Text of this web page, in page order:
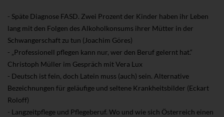
- Späte Diagnose FASD. Zwei Prozent der Kinder haben ihr Leben
lang mit den Folgen des Alkoholkonsums ihrer Mütter in der
Schwangerschaft zu tun (Joachim Göres)
- „Professionell pflegen kann nur, wer den Beruf gelernt hat.“
Christoph Müller im Gespräch mit Vera Lux
- Deutsch ist fein, doch Latein muss (auch) sein. Alternative
Bezeichnungen für geläufige und seltene Krankheitsbilder (Eckart
Roloff)
- Langzeitpflege und Pflegeberuf. Wo und wie sich Österreich einen